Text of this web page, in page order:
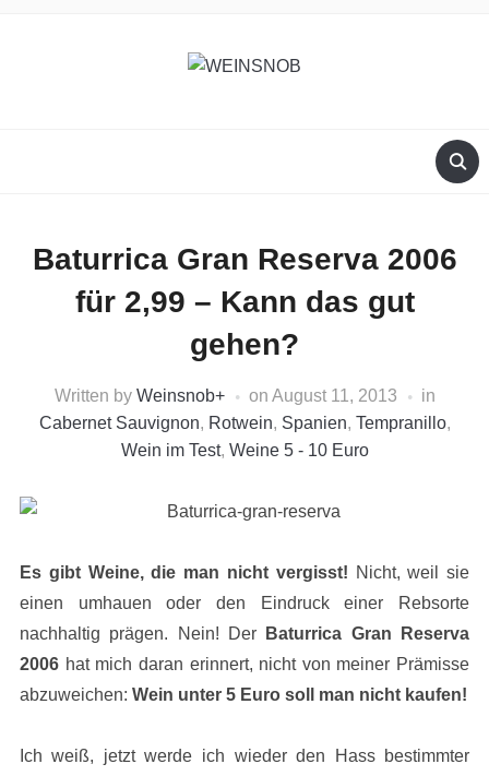
Baturrica Gran Reserva 2006
für 2,99 – Kann das gut
gehen?
Written by Weinsnob+ on August 11, 2013
in
Cabernet Sauvignon, Rotwein, Spanien, Tempranillo,
Wein im Test, Weine 5 - 10 Euro
Es gibt Weine, die man nicht vergisst! Nicht, weil sie
einen umhauen oder den Eindruck einer Rebsorte
nachhaltig prägen. Nein! Der
Baturrica Gran Reserva
2006hat mich daran erinnert, nicht von meiner Prämisse
abzuweichen: Wein unter 5 Euro soll man nicht kaufen!
Ich weiß, jetzt werde ich wieder den Hass bestimmter